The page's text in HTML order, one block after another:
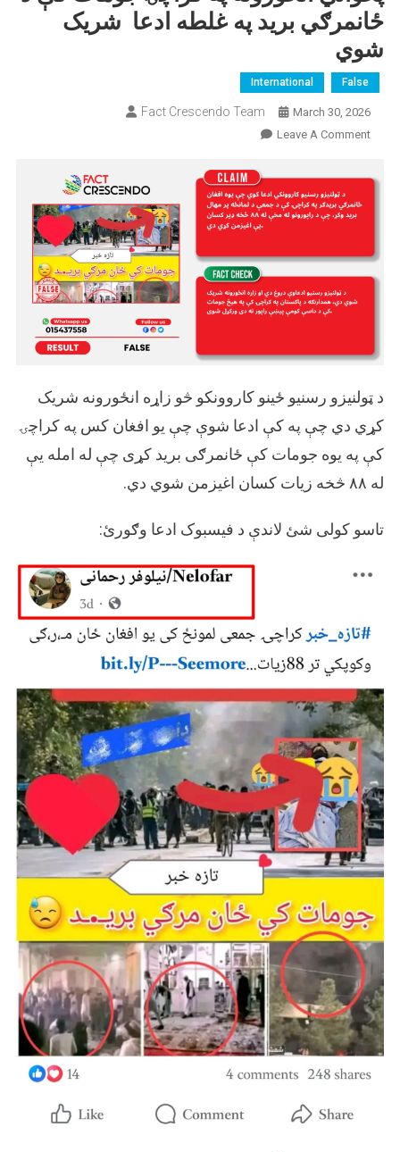
ځانمرګي برید په غلطه ادعا شریک
شوي
False
International
March 30, 2026
Fact Crescendo Team
Leave A Comment
On
انځورونه
په
کراچۍ
جومات
کې
د
ځانمرګي
برید
غلطه
شریک
شوي
د ټولنیزو رسنیو ځینو کاروونکو څو زاړه انځورونه شریک
کړي دي چې په کې ادعا شوې چې یو افغان کس په کراچۍ
کې په یوه جومات کې ځانمرګی برید کړی چې له امله یې
له ۸۸ څخه زیات کسان اغیزمن شوي دي.
تاسو کولی شئ لاندې د فیسبوک ادعا وګورئ: